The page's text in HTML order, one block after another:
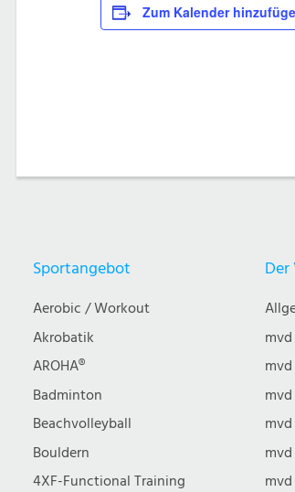
Zum Kalender
Sportangebot
Aerobic / Workout
Akrobatik
AROHA®
Badminton
Beachvolleyball
Bouldern
4XF-Functional Training
Der